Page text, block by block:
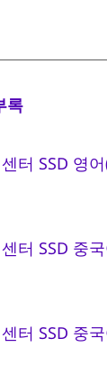
록
터 SSD 영
터 SSD 중
터 SSD 중